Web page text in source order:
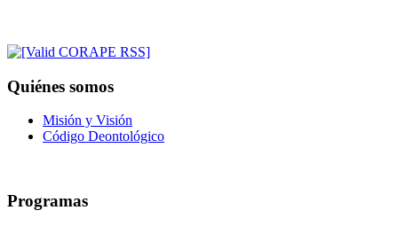
Quiénes somos
Misión y Visión
Código Deontológico
Programas